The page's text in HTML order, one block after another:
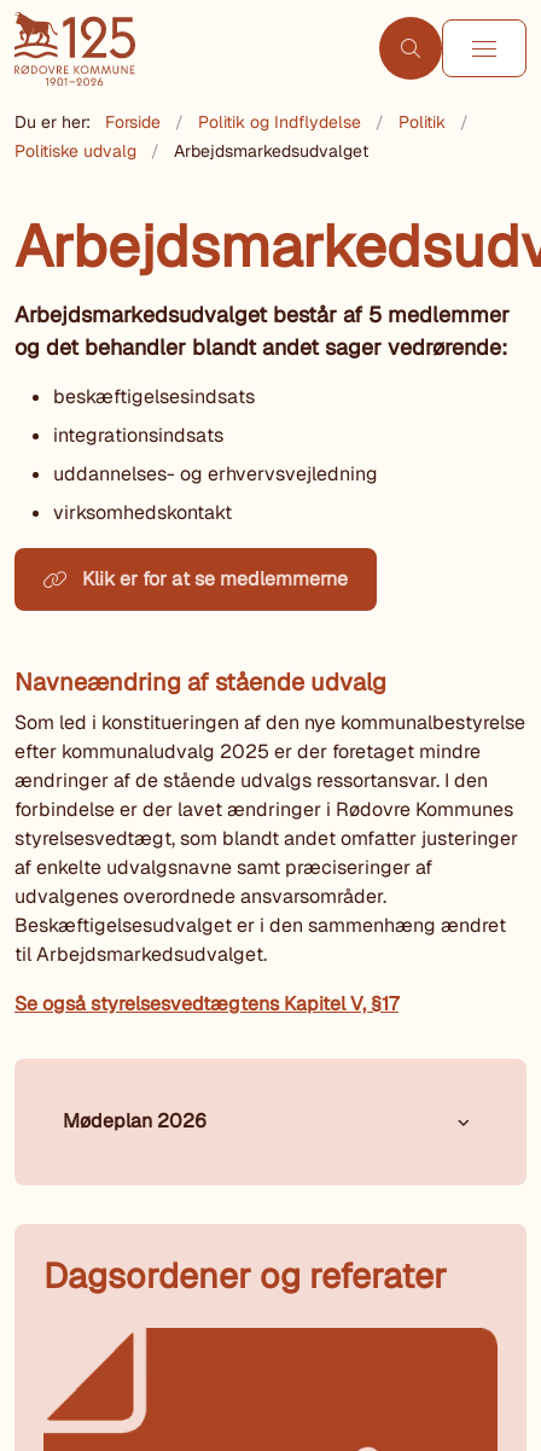
Du er her: Forside Politik og Indflydelse
Politik
Politiske udvalg
Arbejdsmarkedsudvalget
Arbejdsmarkedsudvalget består af 5 medlemmer
og det behandler blandt andet sager vedrørende:
beskæftigelsesindsats
integrationsindsats
uddannelses- og erhvervsvejledning
virksomhedskontakt
Klik er for at se medlemmerne
Navneændring af stående udvalg
Som led i konstitueringen af den nye kommunalbestyrelse
efter kommunaludvalg 2025 er der foretaget mindre
ændringer af de stående udvalgs ressortansvar. I den
forbindelse er der lavet ændringer i Rødovre Kommunes
styrelsesvedtægt, som blandt andet omfatter justeringer
af enkelte udvalgsnavne samt præciseringer af
udvalgenes overordnede ansvarsområder.
Beskæftigelsesudvalget er i den sammenhæng ændret
til Arbejdsmarkedsudvalget.
Se også styrelsesvedtægtens Kapitel V, §17
Mødeplan 2026
Dagsordener og referater